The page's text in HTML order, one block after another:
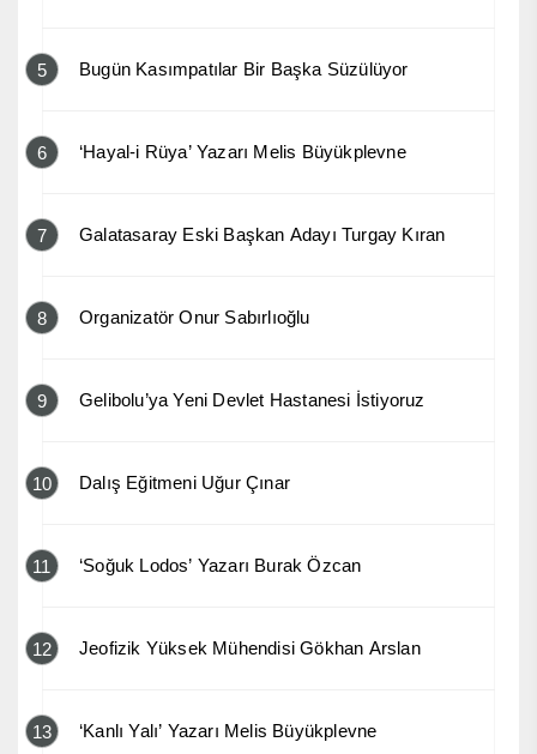
5 Bugün Kasımpatılar Bir Başka Süzülüyor
6 ‘Hayal-i Rüya’ Yazarı Melis Büyükplevne
7 Galatasaray Eski Başkan Adayı Turgay Kıran
8 Organizatör Onur Sabırlıoğlu
9 Gelibolu’ya Yeni Devlet Hastanesi İstiyoruz
10 Dalış Eğitmeni Uğur Çınar
11 ‘Soğuk Lodos’ Yazarı Burak Özcan
12 Jeofizik Yüksek Mühendisi Gökhan Arslan
13 ‘Kanlı Yalı’ Yazarı Melis Büyükplevne